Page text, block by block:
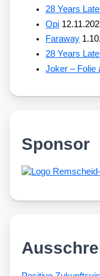
28 Years
Opi
Faraway
28 Years
Joker – Folie
Sponsor